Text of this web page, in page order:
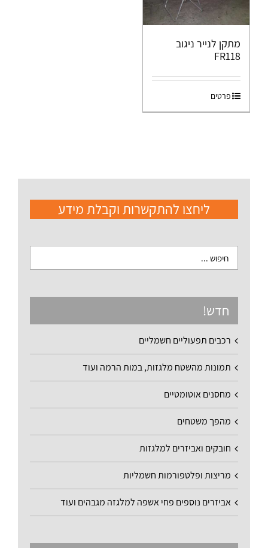
מתקן לנייר ניגוב
FR118
פרטים
ליחצו להתקשרות וקבלת מידע
חדש!
רכבים תפעוליים חשמליים
תמונות מהשטח מלגזות, במות הרמה ועוד
מחסנים אוטומטיים
מהפך משטחים
חובקים ואביזרים למלגזות
מריצות ופלטפורמות חשמליות
אביזרים נוספים פחי אשפה למלגזה מגבהים ועוד